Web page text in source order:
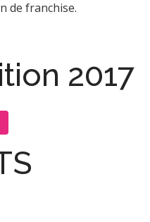
de franchise.
2017